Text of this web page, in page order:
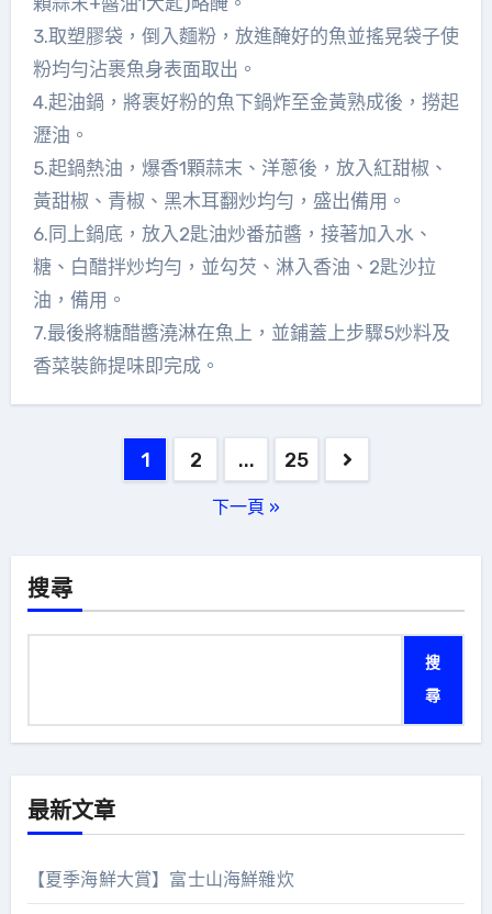
3.取塑膠袋，倒入麵粉，放進醃好的魚並搖晃袋子使
粉均勻沾裹魚身表面取出。
4.起油鍋，將裹好粉的魚下鍋炸至金黃熟成後，撈起
瀝油。
5.起鍋熱油，爆香1顆蒜末、洋蔥後，放入紅甜椒、
黃甜椒、青椒、黑木耳翻炒均勻，盛出備用。
6.同上鍋底，放入2匙油炒番茄醬，接著加入水、
糖、白醋拌炒均勻，並勾芡、淋入香油、2匙沙拉
油，備用。
7.最後將糖醋醬澆淋在魚上，並鋪蓋上步驟5炒料及
香菜裝飾提味即完成。
頁
1 2 ... 25
下一頁 »
搜尋
搜
尋
最新文章
【夏季海鮮大賞】富士山海鮮雜炊